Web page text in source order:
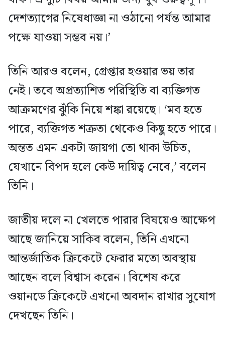
দেশত্যাগের নিষেধাজ্ঞা না ওঠানো পর্যন্ত আমার
পক্ষে যাওয়া সম্ভব নয়।’
তিনি আরও বলেন, গ্রেপ্তার হওয়ার ভয় তার
নেই। তবে অপ্রত্যাশিত পরিস্থিতি বা ব্যক্তিগত
আক্রমণের ঝুঁকি নিয়ে শঙ্কা রয়েছে। ‘মব হতে
পারে, ব্যক্তিগত শত্রুতা থেকেও কিছু হতে পারে।
অন্তত এমন একটা জায়গা তো থাকা উচিত,
যেখানে বিপদ হলে কেউ দায়িত্ব নেবে,’ বলেন
তিনি।
জাতীয় দলে না খেলতে পারার বিষয়েও আক্ষেপ
আছে জানিয়ে সাকিব বলেন, তিনি এখনো
আন্তর্জাতিক ক্রিকেটে ফেরার মতো অবস্থায়
আছেন বলে বিশ্বাস করেন। বিশেষ করে
ওয়ানডে ক্রিকেটে এখনো অবদান রাখার সুযোগ
দেখছেন তিনি।